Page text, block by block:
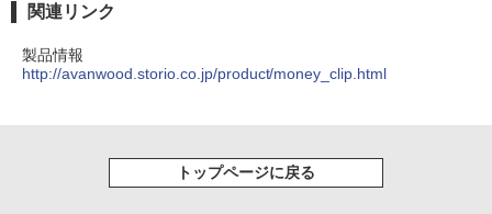
関連リンク
製品情報
http://avanwood.storio.co.jp/product/money_clip.html
トップページに戻る